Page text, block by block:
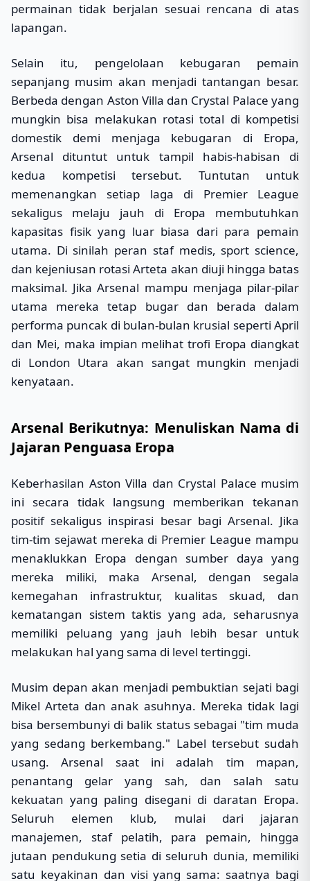
permainan tidak berjalan sesuai rencana di atas
lapangan.
Selain itu, pengelolaan kebugaran pemain
sepanjang musim akan menjadi tantangan besar.
Berbeda dengan Aston Villa dan Crystal Palace yang
mungkin bisa melakukan rotasi total di kompetisi
domestik demi menjaga kebugaran di Eropa,
Arsenal dituntut untuk tampil habis-habisan di
kedua kompetisi tersebut. Tuntutan untuk
memenangkan setiap laga di Premier League
sekaligus melaju jauh di Eropa membutuhkan
kapasitas fisik yang luar biasa dari para pemain
utama. Di sinilah peran staf medis, sport science,
dan kejeniusan rotasi Arteta akan diuji hingga batas
maksimal. Jika Arsenal mampu menjaga pilar-pilar
utama mereka tetap bugar dan berada dalam
performa puncak di bulan-bulan krusial seperti April
dan Mei, maka impian melihat trofi Eropa diangkat
di London Utara akan sangat mungkin menjadi
kenyataan.
Arsenal Berikutnya: Menuliskan Nama di
Jajaran Penguasa Eropa
Keberhasilan Aston Villa dan Crystal Palace musim
ini secara tidak langsung memberikan tekanan
positif sekaligus inspirasi besar bagi Arsenal. Jika
tim-tim sejawat mereka di Premier League mampu
menaklukkan Eropa dengan sumber daya yang
mereka miliki, maka Arsenal, dengan segala
kemegahan infrastruktur, kualitas skuad, dan
kematangan sistem taktis yang ada, seharusnya
memiliki peluang yang jauh lebih besar untuk
melakukan hal yang sama di level tertinggi.
Musim depan akan menjadi pembuktian sejati bagi
Mikel Arteta dan anak asuhnya. Mereka tidak lagi
bisa bersembunyi di balik status sebagai "tim muda
yang sedang berkembang." Label tersebut sudah
usang. Arsenal saat ini adalah tim mapan,
penantang gelar yang sah, dan salah satu
kekuatan yang paling disegani di daratan Eropa.
Seluruh elemen klub, mulai dari jajaran
manajemen, staf pelatih, para pemain, hingga
jutaan pendukung setia di seluruh dunia, memiliki
satu keyakinan dan visi yang sama: saatnya bagi